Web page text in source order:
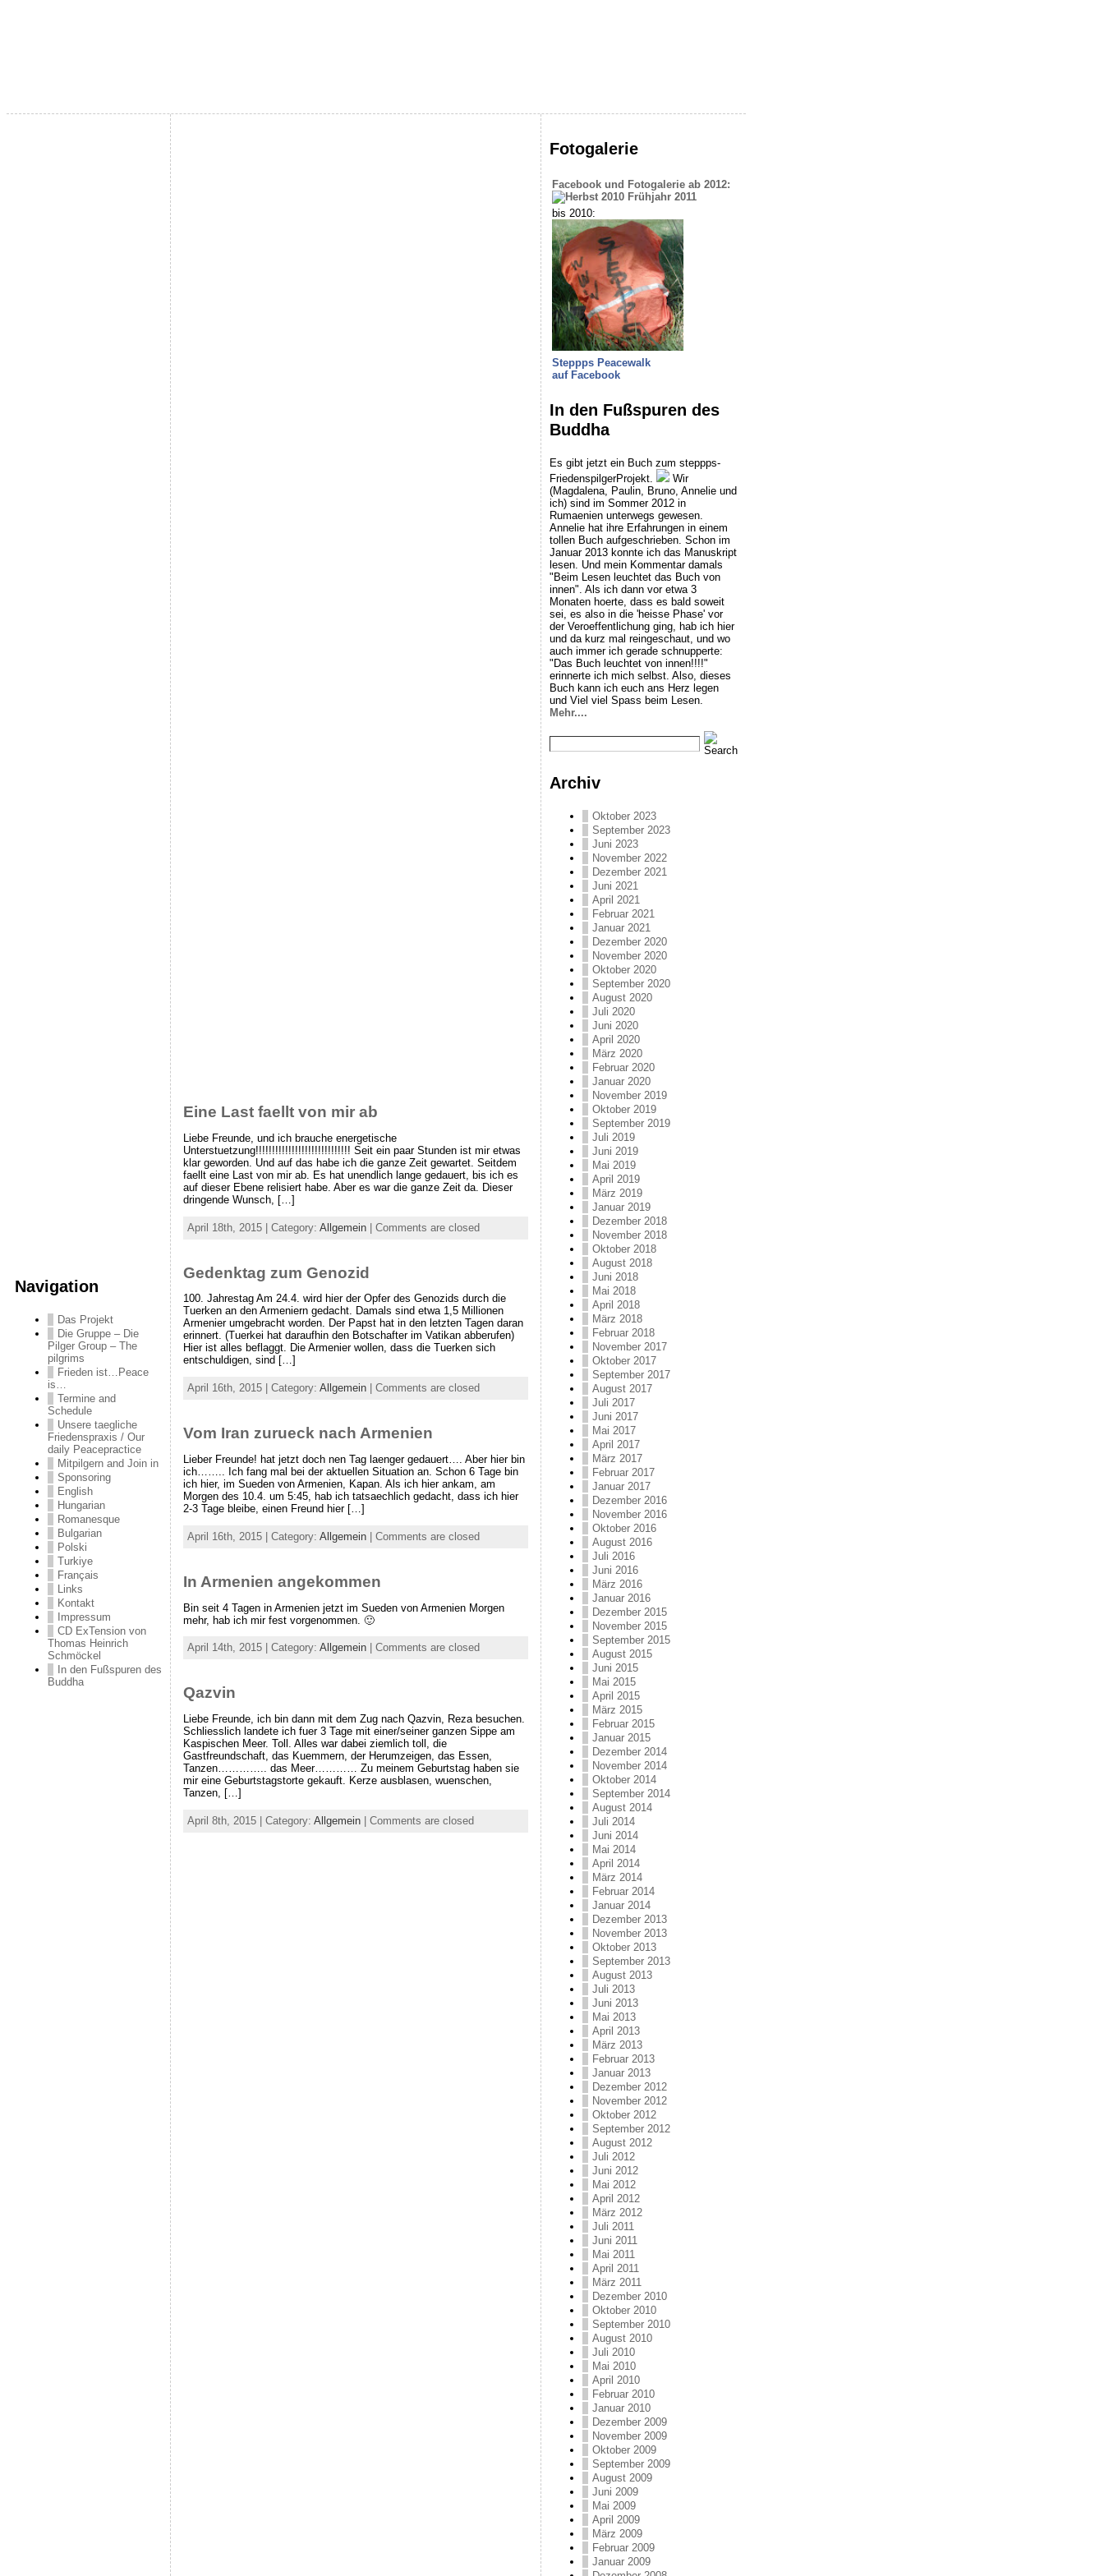
Navigation
Das Projekt
Die Gruppe – Die
Pilger Group – The
pilgrims
Frieden ist…Peace
is…
Termine and
Schedule
Unsere taegliche
Friedenspraxis / Our
daily Peacepractice
Mitpilgern and Join in
Sponsoring
English
Hungarian
Romanesque
Bulgarian
Polski
Turkiye
Français
Links
Kontakt
Impressum
CD ExTension von
Thomas Heinrich
Schmöckel
In den Fußspuren des
Buddha
Eine Last faellt von mir ab
Liebe Freunde, und ich brauche energetische
Unterstuetzung!!!!!!!!!!!!!!!!!!!!!!!!!!!!! Seit ein paar Stunden ist mir etwas
klar geworden. Und auf das habe ich die ganze Zeit gewartet. Seitdem
faellt eine Last von mir ab. Es hat unendlich lange gedauert, bis ich es
auf dieser Ebene relisiert habe. Aber es war die ganze Zeit da. Dieser
dringende Wunsch, […]
April 18th, 2015 | Category: Allgemein | Comments are closed
Gedenktag zum Genozid
100. Jahrestag Am 24.4. wird hier der Opfer des Genozids durch die
Tuerken an den Armeniern gedacht. Damals sind etwa 1,5 Millionen
Armenier umgebracht worden. Der Papst hat in den letzten Tagen daran
erinnert. (Tuerkei hat daraufhin den Botschafter im Vatikan abberufen)
Hier ist alles beflaggt. Die Armenier wollen, dass die Tuerken sich
entschuldigen, sind […]
April 16th, 2015 | Category: Allgemein Comments are closed
Vom Iran zurueck nach Armenien
Lieber Freunde! hat jetzt doch nen Tag laenger gedauert…. Aber hier bin
ich…….. Ich fang mal bei der aktuellen Situation an. Schon 6 Tage bin
ich hier, im Sueden von Armenien, Kapan. Als ich hier ankam, am
Morgen des 10.4. um 5:45, hab ich tatsaechlich gedacht, dass ich hier
2-3 Tage bleibe, einen Freund hier […]
April 16th, 2015 | Category: Allgemein Comments are closed
In Armenien angekommen
Bin seit 4 Tagen in Armenien jetzt im Sueden von Armenien Morgen
mehr, hab ich mir fest vorgenommen. 🙂
April 14th, 2015 | Category: Allgemein Comments are closed
Qazvin
Liebe Freunde, ich bin dann mit dem Zug nach Qazvin, Reza besuchen.
Schliesslich landete ich fuer 3 Tage mit einer/seiner ganzen Sippe am
Kaspischen Meer. Toll. Alles war dabei ziemlich toll, die
Gastfreundschaft, das Kuemmern, der Herumzeigen, das Essen,
Tanzen………….. das Meer………… Zu meinem Geburtstag haben sie
mir eine Geburtstagstorte gekauft. Kerze ausblasen, wuenschen,
Tanzen, […]
April 8th, 2015 | Category: Allgemein Comments are closed
Fotogalerie
Facebook und Fotogalerie ab 2012:
bis 2010:
Steppps Peacewalk
auf Facebook
In den Fußspuren des
Buddha
Es gibt jetzt ein Buch zum steppps-
FriedenspilgerProjekt.
Wir
(Magdalena, Paulin, Bruno, Annelie und
ich) sind im Sommer 2012 in
Rumaenien unterwegs gewesen.
Annelie hat ihre Erfahrungen in einem
tollen Buch aufgeschrieben. Schon im
Januar 2013 konnte ich das Manuskript
lesen. Und mein Kommentar damals
"Beim Lesen leuchtet das Buch von
innen". Als ich dann vor etwa 3
Monaten hoerte, dass es bald soweit
sei, es also in die 'heisse Phase' vor
der Veroeffentlichung ging, hab ich hier
und da kurz mal reingeschaut, und wo
auch immer ich gerade schnupperte:
"Das Buch leuchtet von innen!!!!"
erinnerte ich mich selbst. Also, dieses
Buch kann ich euch ans Herz legen
und Viel viel Spass beim Lesen.
Mehr....
Archiv
Oktober 2023
September 2023
Juni 2023
November 2022
Dezember 2021
Juni 2021
April 2021
Februar 2021
Januar 2021
Dezember 2020
November 2020
Oktober 2020
September 2020
August 2020
Juli 2020
Juni 2020
April 2020
März 2020
Februar 2020
Januar 2020
November 2019
Oktober 2019
September 2019
Juli 2019
Juni 2019
Mai 2019
April 2019
März 2019
Januar 2019
Dezember 2018
November 2018
Oktober 2018
August 2018
Juni 2018
Mai 2018
April 2018
März 2018
Februar 2018
November 2017
Oktober 2017
September 2017
August 2017
Juli 2017
Juni 2017
Mai 2017
April 2017
März 2017
Februar 2017
Januar 2017
Dezember 2016
November 2016
Oktober 2016
August 2016
Juli 2016
Juni 2016
März 2016
Januar 2016
Dezember 2015
November 2015
September 2015
August 2015
Juni 2015
Mai 2015
April 2015
März 2015
Februar 2015
Januar 2015
Dezember 2014
November 2014
Oktober 2014
September 2014
August 2014
Juli 2014
Juni 2014
Mai 2014
April 2014
März 2014
Februar 2014
Januar 2014
Dezember 2013
November 2013
Oktober 2013
September 2013
August 2013
Juli 2013
Juni 2013
Mai 2013
April 2013
März 2013
Februar 2013
Januar 2013
Dezember 2012
November 2012
Oktober 2012
September 2012
August 2012
Juli 2012
Juni 2012
Mai 2012
April 2012
März 2012
Juli 2011
Juni 2011
Mai 2011
April 2011
März 2011
Dezember 2010
Oktober 2010
September 2010
August 2010
Juli 2010
Mai 2010
April 2010
Februar 2010
Januar 2010
Dezember 2009
November 2009
Oktober 2009
September 2009
August 2009
Juni 2009
Mai 2009
April 2009
März 2009
Februar 2009
Januar 2009